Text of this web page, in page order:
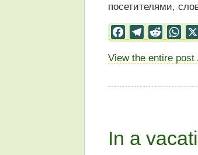
посетителями,
FacebookTelegramReddit
View the entire
In a